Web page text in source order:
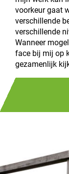
voorkeur gaat
verschillende
verschillende
Wanneer
face bij mij op
gezamenlijk